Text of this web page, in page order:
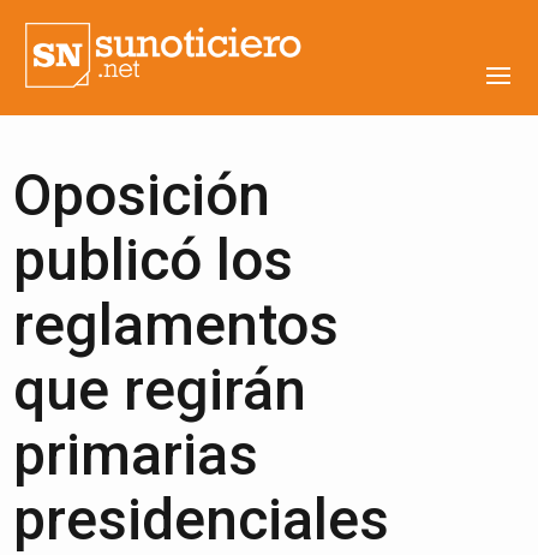
Oposición
publicó los
reglamentos
que regirán
primarias
presidenciales